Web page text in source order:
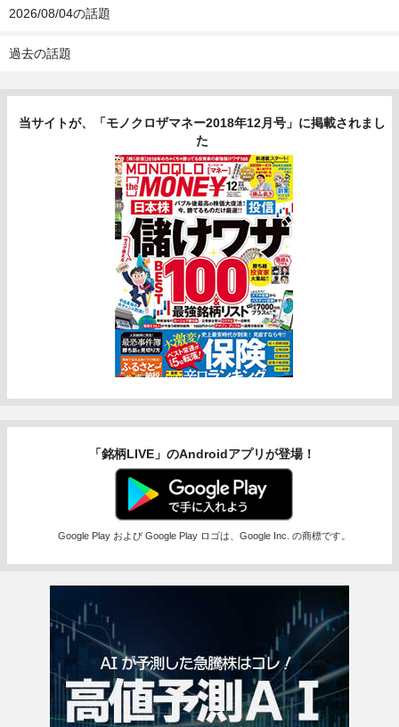
2026/08/04の話題
過去の話題
当サイトが、「モノクロザマネー2018年12月号」に掲載されまし
た
「銘柄LIVE」のAndroidアプリが登場！
Google Play および Google Play ロゴは、Google Inc. の商標です。